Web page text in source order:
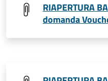
RIAPERTURA
domanda